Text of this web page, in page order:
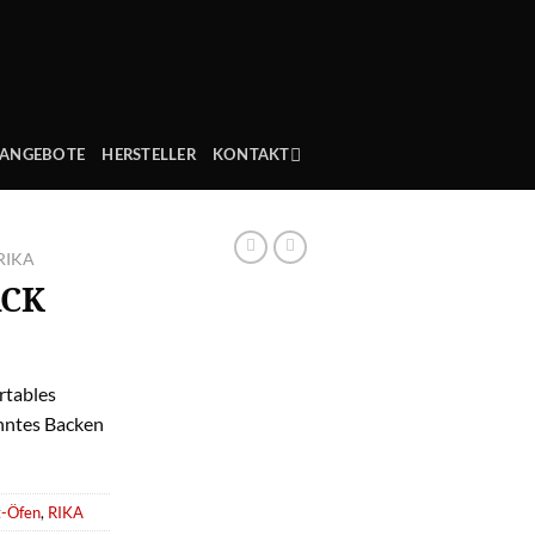
ANGEBOTE HERSTELLER KONTAKT
Backen
Öfen, RIKA